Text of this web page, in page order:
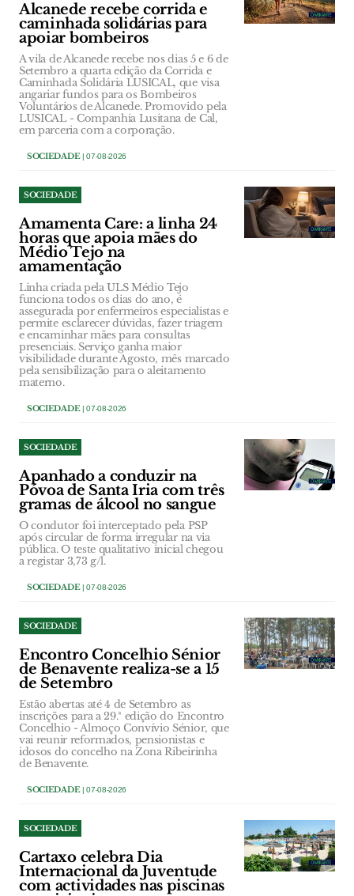
Alcanede recebe corrida e
caminhada solidárias para
apoiar bombeiros
A vila de Alcanede recebe nos dias 5 e 6 de
Setembro a quarta edição da Corrida e
Caminhada Solidária LUSICAL, que visa
angariar fundos para os Bombeiros
Voluntários de Alcanede. Promovido pela
LUSICAL - Companhia Lusitana de Cal,
em parceria com a corporação.
SOCIEDADE| 07-08-2026
SOCIEDADE
Amamenta Care: a linha 24
horas que apoia mães do
Médio Tejo na
amamentação
Linha criada pela ULS Médio Tejo
funciona todos os dias do ano, é
assegurada por enfermeiros especialistas e
permite esclarecer dúvidas, fazer triagem
e encaminhar mães para consultas
presenciais. Serviço ganha maior
visibilidade durante Agosto, mês marcado
pela sensibilização para o aleitamento
materno.
SOCIEDADE| 07-08-2026
SOCIEDADE
Apanhado a conduzir na
Póvoa de Santa Iria com três
gramas de álcool no sangue
O condutor foi interceptado pela PSP
após circular de forma irregular na via
pública. O teste qualitativo inicial chegou
a registar 3,73 g/l.
SOCIEDADE| 07-08-2026
SOCIEDADE
Encontro Concelhio Sénior
de Benavente realiza-se a 15
de Setembro
Estão abertas até 4 de Setembro as
inscrições para a 29.ª edição do Encontro
Concelhio - Almoço Convívio Sénior, que
vai reunir reformados, pensionistas e
idosos do concelho na Zona Ribeirinha
de Benavente.
SOCIEDADE| 07-08-2026
SOCIEDADE
Cartaxo celebra Dia
Internacional da Juventude
com actividades nas piscinas